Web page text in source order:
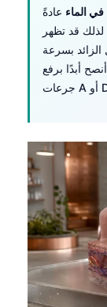
في الماء عادةً
لذلك قد تظهر
الزائد بسرعة
أبدًا برفع